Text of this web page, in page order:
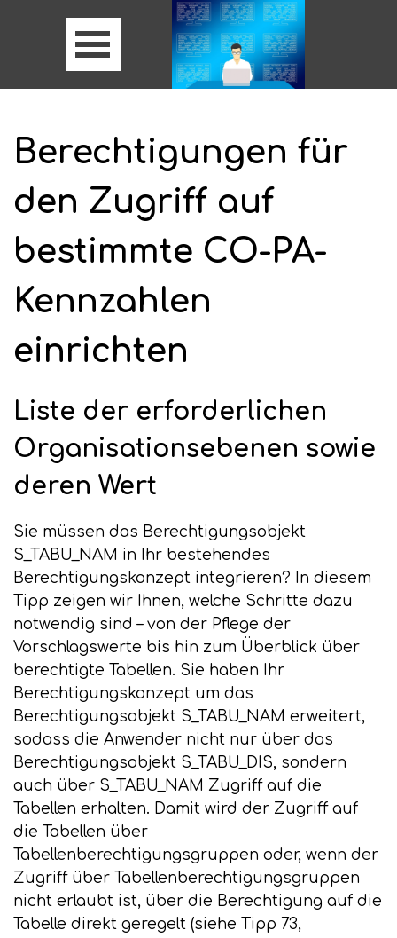
Berechtigungen für
den Zugriff auf
bestimmte CO-PA-
Kennzahlen
einrichten
Liste der erforderlichen
Organisationsebenen sowie
deren Wert
Sie müssen das Berechtigungsobjekt
S_TABU_NAM in Ihr bestehendes
Berechtigungskonzept integrieren? In diesem
Tipp zeigen wir Ihnen, welche Schritte dazu
notwendig sind – von der Pflege der
Vorschlagswerte bis hin zum Überblick über
berechtigte Tabellen. Sie haben Ihr
Berechtigungskonzept um das
Berechtigungsobjekt S_TABU_NAM erweitert,
sodass die Anwender nicht nur über das
Berechtigungsobjekt S_TABU_DIS, sondern
auch über S_TABU_NAM Zugriff auf die
Tabellen erhalten. Damit wird der Zugriff auf
die Tabellen über
Tabellenberechtigungsgruppen oder, wenn der
Zugriff über Tabellenberechtigungsgruppen
nicht erlaubt ist, über die Berechtigung auf die
Tabelle direkt geregelt (siehe Tipp 73,